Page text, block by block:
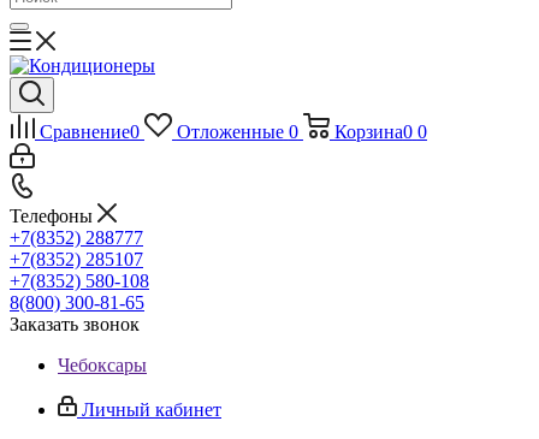
Сравнение0 Отложенные 0 Корзина0 0
Телефоны
+7(8352) 288777
+7(8352) 285107
+7(8352) 580-108
8(800) 300-81-65
Заказать звонок
Чебоксары
Личный кабинет